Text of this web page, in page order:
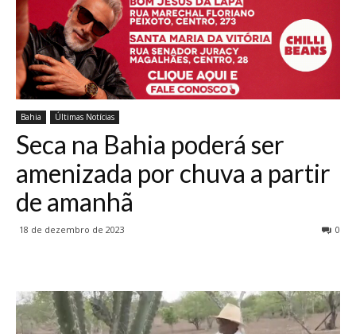
Bahia Últimas Notícias
Seca na Bahia poderá ser
amenizada por chuva a partir
de amanhã
18 de dezembro de 2023 0